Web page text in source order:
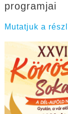
programjai
Mutatjuk a